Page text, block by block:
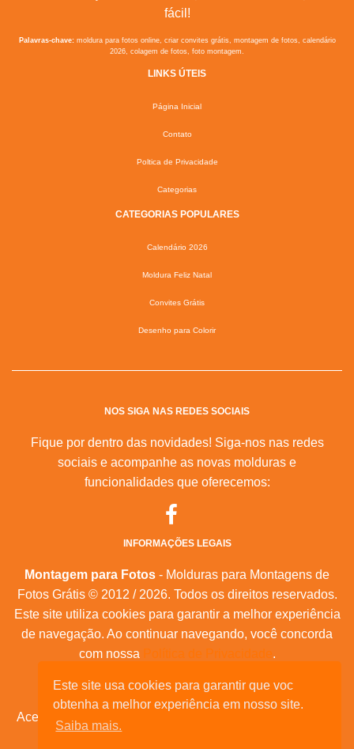
Este site usa cookies para garantir que voc
obtenha a melhor experiência em nosso site.
Saiba mais.
fácil!
Palavras-chave:moldura para fotos online, criar convites grátis, montagem de fotos, calendário
2026, colagem de fotos, foto montagem.
LINKS ÚTEIS
Página Inicial
Contato
Poltica de Privacidade
Categorias
CATEGORIAS POPULARES
Calendário 2026
Moldura Feliz Natal
Convites Grátis
Desenho para Colorir
NOS SIGA NAS REDES SOCIAIS
Fique por dentro das novidades! Siga-nos nas redes
sociais e acompanhe as novas molduras e
funcionalidades que oferecemos:
INFORMAÇÕES LEGAIS
Montagem para Fotos - Molduras para Montagens de
Fotos Grátis © 2012 / 2026. Todos os direitos reservados.
Este site utiliza cookies para garantir a melhor experiência
de navegação. Ao continuar navegando, você concorda
com nossa Política de Privacidade.
Mapa do Site |Feeds RSS |Sobre Nós
Acesse nossas molduras para: